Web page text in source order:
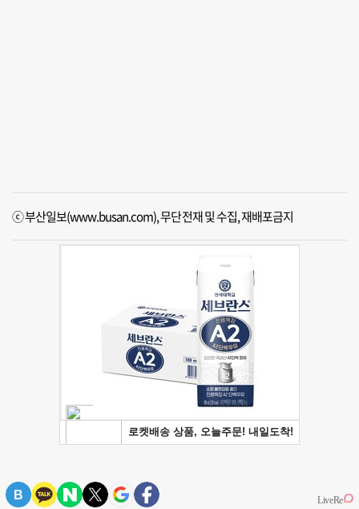
ⓒ 부산일보(www.busan.com), 무단전재 및 수집, 재배포금지